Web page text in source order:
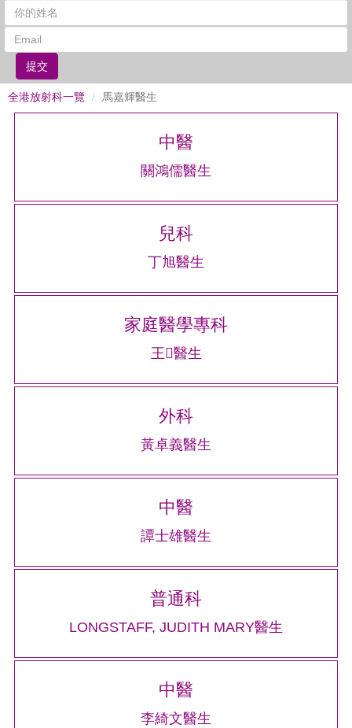
提交
全港放射科一覽 馬嘉輝醫生
中醫
關鴻儒醫生
兒科
丁旭醫生
家庭醫學專科
王醫生
外科
黃卓義醫生
中醫
譚士雄醫生
普通科
LONGSTAFF, JUDITH MARY醫生
中醫
李綺文醫生